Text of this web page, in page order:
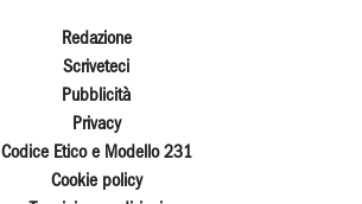
Redazione
Scriveteci
Pubblicità
Privacy
Codice Etico e Modello 231
Cookie policy